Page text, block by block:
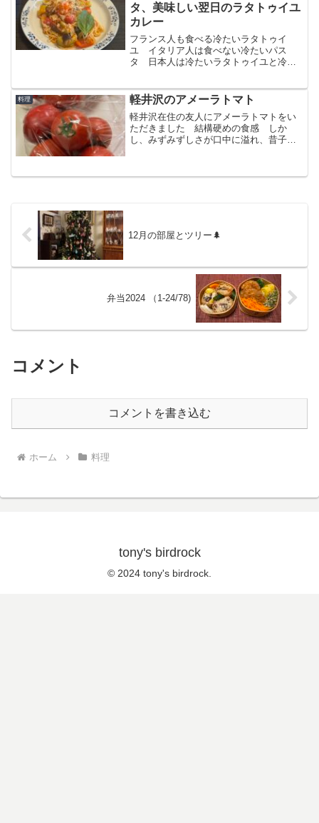
タ、美味しい翌日のラタトゥイユ
カレー
フランス人も食べる冷たいラタトゥイ
ユ イタリア人は食べない冷たいパス
タ 日本人は冷たいラタトゥイユと冷た
翌日美味しいカレーに変身しました
料理 軽井沢のアメーラトマト
軽井沢在住の友人にアメーラトマトをい
ただきました 結構硬めの食感 しか
し、みずみずしさが口中に溢れ、昔子供
トらしいトマトというか、味がとても濃
12月の部屋とツリー🌲
弁当2024 （1-24/78)
コメント
コメントを書き込む
ホーム 料理
tony's birdrock
© 2024 tony's birdrock.